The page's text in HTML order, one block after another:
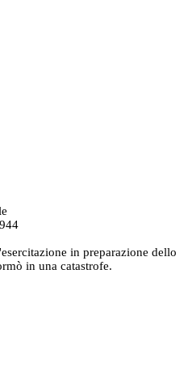
in preparazione dello
in una catastrofe.